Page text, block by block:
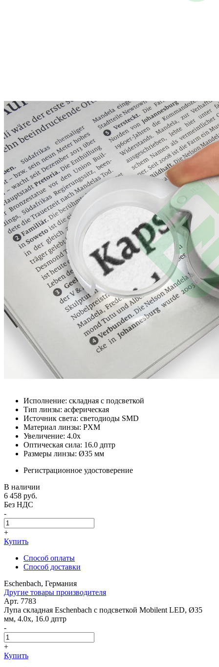
Исполнение: складная с подсветкой
Тип линзы: асферическая
Источник света: светодиоды SMD
Материал линзы: PXM
Увеличение: 4.0x
Оптическая сила: 16.0 дптр
Размеры линзы: Ø35 мм
Регистрационное удостоверение
В наличии
6 458 руб.
Без НДС
-
+
Купить
Способ оплаты
Способ доставки
Eschenbach, Германия
Другие товары производителя
Арт. 7783
Лупа складная Eschenbach с подсветкой Mobilent LED, Ø35
мм, 4.0x, 16.0 дптр
-
+
Купить